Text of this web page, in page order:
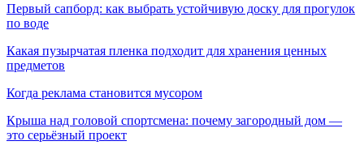
Первый сапборд: как выбрать устойчивую доску для прогулок
по воде
Какая пузырчатая пленка подходит для хранения ценных
предметов
Когда реклама становится мусором
Крыша над головой спортсмена: почему загородный дом —
это серьёзный проект